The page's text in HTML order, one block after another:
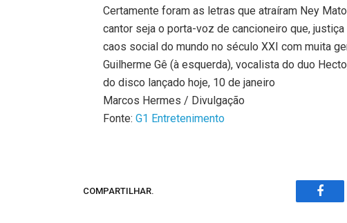
Certamente foram as letras que atraíram Ney
cantor seja o porta-voz de cancioneiro que,
caos social do mundo no século XXI com muita
Guilherme Gê (à esquerda), vocalista do duo
do disco lançado hoje, 10 de janeiro
Marcos Hermes / Divulgação
Fonte:G1 Entretenimento
COMPARTILHAR.